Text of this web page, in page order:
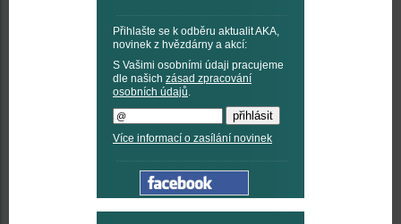
Přihlašte se k odběru aktualit AKA,
novinek z hvězdárny a akcí:
S Vašimi osobními údaji pracujeme
dle našich zásad zpracování
osobních údajů.
Více informací o zasílání novinek